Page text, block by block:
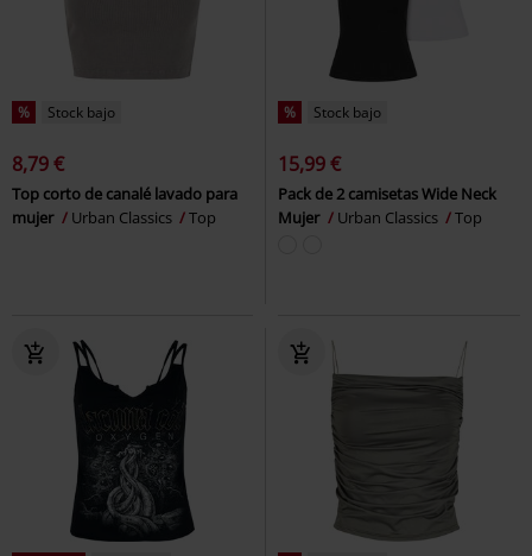
% Stock bajo
8,79 €
Top corto de canalé lavado para
mujer
Urban Classics Top
% Stock bajo
15,99 €
Pack de 2 camisetas Wide Neck
Mujer
Urban Classics Top